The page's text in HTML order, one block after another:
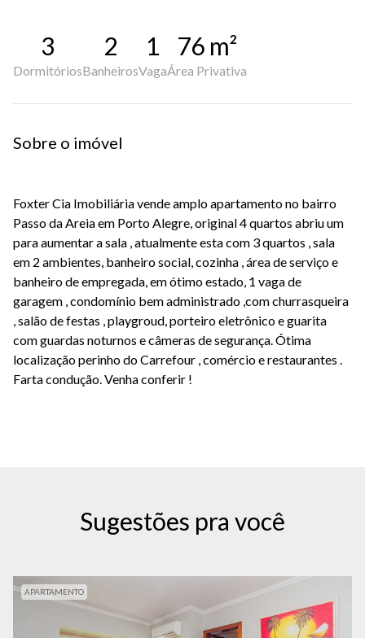
3
Dormitórios
2
Banheiros
1
Vaga
76 m²
Área Privativa
Sobre o imóvel
Foxter Cia Imobiliária vende amplo apartamento no bairro
Passo da Areia em Porto Alegre, original 4 quartos abriu um
para aumentar a sala , atualmente esta com 3 quartos , sala
em 2 ambientes, banheiro social, cozinha , área de serviço e
banheiro de empregada, em ótimo estado, 1 vaga de
garagem , condomínio bem administrado ,com churrasqueira
, salão de festas , playgroud, porteiro eletrônico e guarita
com guardas noturnos e câmeras de segurança. Ótima
localização perinho do Carrefour , comércio e restaurantes .
Farta condução. Venha conferir !
Sugestões pra você
APARTAMENTO